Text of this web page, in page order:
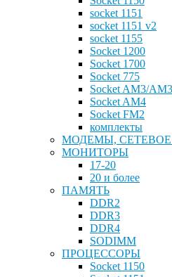
socket 1151
socket 1151 v2
socket 1155
Socket 1200
Socket 1700
Socket 775
Socket AM3/
Socket AM4
Socket FM2
комплекты
МОДЕМЫ,
МОНИТОРЫ
17-20
20 и более
ПАМЯТЬ
DDR2
DDR3
DDR4
SODIMM
ПРОЦЕССОРЫ
Socket 1150